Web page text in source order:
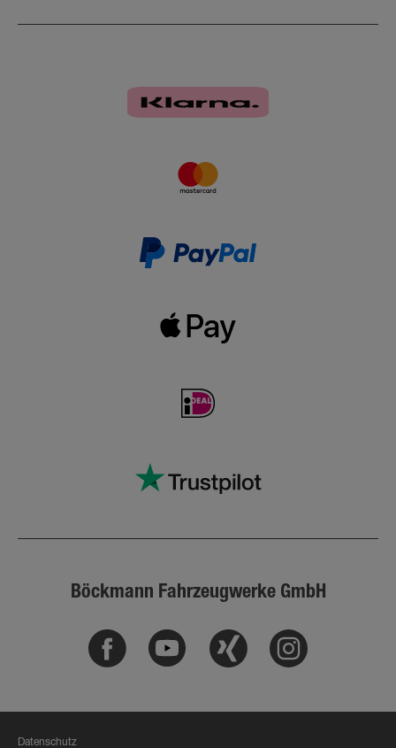
Böckmann Fahrzeugwerke GmbH
Facebook Youtube Xing Instagram
Datenschutz